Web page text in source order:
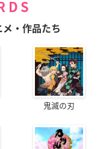
・作品たち
鬼滅の刃